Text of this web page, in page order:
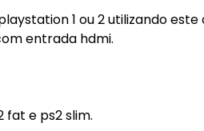
1 ou 2 utilizando
entrada hdmi.
fat e ps2 slim.